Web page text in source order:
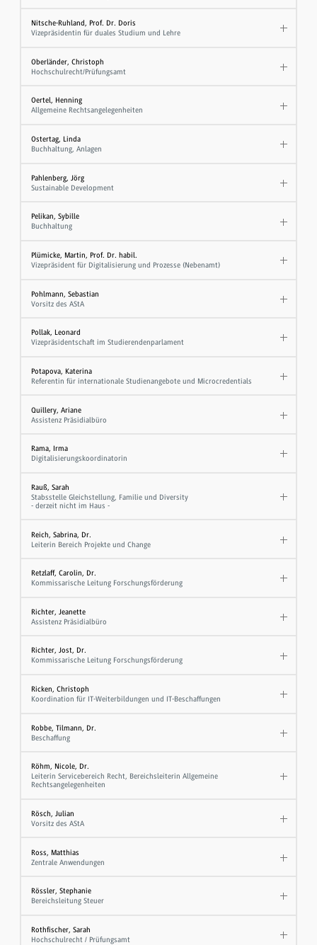
Nitsche-Ruhland, Prof. Dr. Doris
Vizepräsidentin für duales Studium und Lehre
Oberländer, Christoph
Hochschulrecht/Prüfungsamt
Oertel, Henning
Allgemeine Rechtsangelegenheiten
Ostertag, Linda
Buchhaltung, Anlagen
Pahlenberg, Jörg
Sustainable Development
Pelikan, Sybille
Buchhaltung
Plümicke, Martin, Prof. Dr. habil.
Vizepräsident für Digitalisierung und Prozesse (Nebenamt)
Pohlmann, Sebastian
Vorsitz des AStA
Pollak, Leonard
Vizepräsidentschaft im Studierendenparlament
Potapova, Katerina
Referentin für internationale Studienangebote und Microcredentials
Quillery, Ariane
Assistenz Präsidialbüro
Rama, Irma
Digitalisierungskoordinatorin
Rauß, Sarah
Stabsstelle Gleichstellung, Familie und Diversity
- derzeit nicht im Haus -
Reich, Sabrina, Dr.
Leiterin Bereich Projekte und Change
Retzlaff, Carolin, Dr.
Kommissarische Leitung Forschungsförderung
Richter, Jeanette
Assistenz Präsidialbüro
Richter, Jost, Dr.
Kommissarische Leitung Forschungsförderung
Ricken, Christoph
Koordination für IT-Weiterbildungen und IT-Beschaffungen
Robbe, Tilmann, Dr.
Beschaffung
Röhm, Nicole, Dr.
Leiterin Servicebereich Recht, Bereichsleiterin Allgemeine
Rechtsangelegenheiten
Rösch, Julian
Vorsitz des AStA
Ross, Matthias
Zentrale Anwendungen
Rössler, Stephanie
Bereichsleitung Steuer
Rothfischer, Sarah
Hochschulrecht / Prüfungsamt